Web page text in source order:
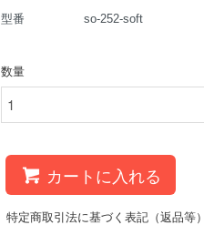
型番 so-252-soft
数量
カートに入れる
特定商取引法に基づく表記（返品等）